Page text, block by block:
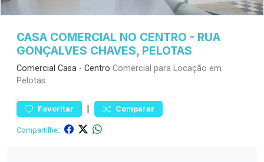
CASA COMERCIAL NO CENTRO - RUA
GONÇALVES CHAVES, PELOTAS
Comercial Casa - Centro Comercial para Locação em
Pelotas
Favoritar | Comparar
Compartilhe: